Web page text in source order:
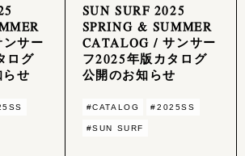
サー
ログ
せ
SUN SURF 2025
SPRING & SUMMER
CATALOG / サンサー
フ2025年版カタログ
公開のお知らせ
#CATALOG #2025SS
#SUN SURF